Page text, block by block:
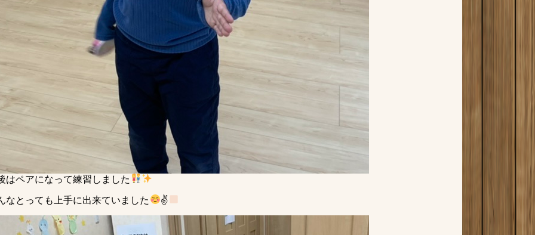
はペアになって練習しました
なとっても上手に出来ていました ✌